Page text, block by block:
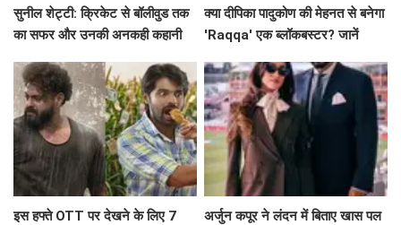
सुनील शेट्टी: क्रिकेट से बॉलीवुड तक
का सफर और उनकी अनकही कहानी
क्या दीपिका पादुकोण की मेहनत से बनेगा
'Raqqa' एक ब्लॉकबस्टर? जानें
इस हफ्ते OTT पर देखने के लिए 7
अर्जुन कपूर ने लंदन में बिताए खास पल